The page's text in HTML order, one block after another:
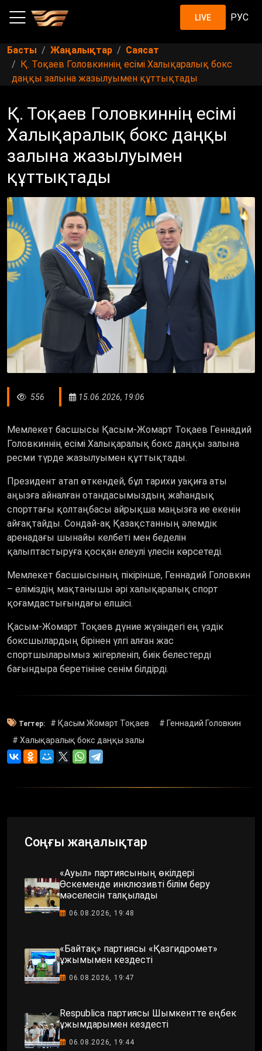
LIVE РУС
Басты Жаңалықтар
Саясат
Қ. Тоқаев Головкиннің есімі Халықаралық бокс
даңқы залына жазылуымен құттықтады
Қ. Тоқаев Головкиннің есімі
Халықаралық бокс даңқы
залына жазылуымен
құттықтады
556 15.06.2026, 19:06
Мемлекет басшысы Қасым-Жомарт Тоқаев Геннадий
Головкиннің есімі Халықаралық бокс даңқы залына
ресми түрде жазылуымен құттықтады.
Президент атап өткендей, бұл тарихи уақиға аты
аңызға айналған отандасымыздың жаһандық
спорттағы қолтаңбасы айрықша маңызға ие екенін
айғақтайды. Сондай-ақ Қазақстанның әлемдік
аренадағы шынайы келбеті мен беделін
қалыптастыруға қосқан елеулі үлесін көрсетеді.
Мемлекет басшысының пікірінше, Геннадий Головкин
– еліміздің мақтанышы әрі халықаралық спорт
қоғамдастығындағы елшісі.
Қасым-Жомарт Тоқаев дүние жүзіндегі ең үздік
боксшылардың бірінен үлгі алған жас
спортшыларымыз жігерленіп, биік белестерді
бағындыра беретініне сенім білдірді.
Тегтер: # Қасым Жомарт Тоқаев
# Геннадий Головкин
# Халықаралық бокс даңқы залы
Соңғы жаңалықтар
«Ауыл» партиясының өкілдері
Өскеменде инклюзивті білім беру
мәселесін талқылады
06.08.2026, 19:48
«Байтақ» партиясы «Қазгидромет»
ұжымымен кездесті
06.08.2026, 19:47
Respublica партиясы Шымкентте еңбек
ұжымдарымен кездесті
06.08.2026, 19:44